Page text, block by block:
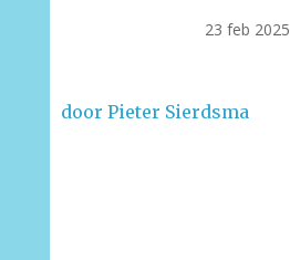
23 feb 2025
door Pieter Sierdsma